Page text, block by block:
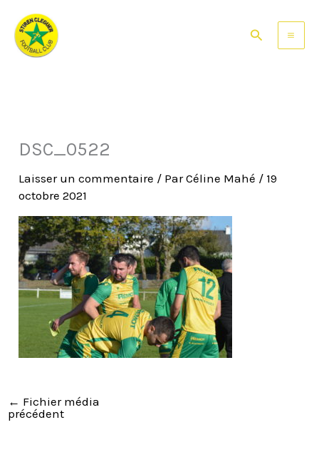
contenu
Rechercher
DSC_0522
Laisser un commentaire / ParCéline Mahé / 19
octobre 2021
← Fichier média
précédent